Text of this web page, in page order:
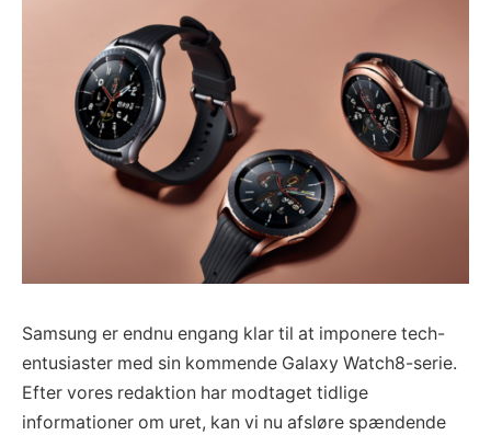
Samsung er endnu engang klar til at imponere tech-
entusiaster med sin kommende Galaxy Watch8-serie.
Efter vores redaktion har modtaget tidlige
informationer om uret, kan vi nu afsløre spændende